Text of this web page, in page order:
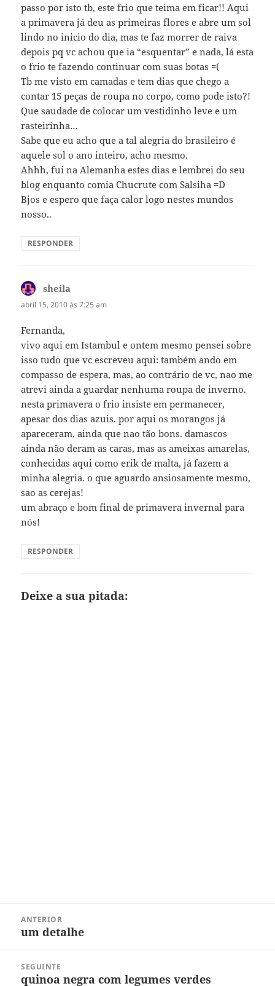
passo por isto tb, este frio que teima em ficar!! Aqui
a primavera já deu as primeiras flores e abre um sol
lindo no inicio do dia, mas te faz morrer de raiva
depois pq vc achou que ia “esquentar” e nada, lá esta
o frio te fazendo continuar com suas botas =(
Tb me visto em camadas e tem dias que chego a
contar 15 peças de roupa no corpo, como pode isto?!
Que saudade de colocar um vestidinho leve e um
rasteirinha…
Sabe que eu acho que a tal alegria do brasileiro é
aquele sol o ano inteiro, acho mesmo.
Ahhh, fui na Alemanha estes dias e lembrei do seu
blog enquanto comia Chucrute com Salsiha =D
Bjos e espero que faça calor logo nestes mundos
nosso..
RESPONDER
sheila
abril 15, 2010 às 7:25 am
Fernanda,
vivo aqui em Istambul e ontem mesmo pensei sobre
isso tudo que vc escreveu aqui: também ando em
compasso de espera, mas, ao contrário de vc, nao me
atrevi ainda a guardar nenhuma roupa de inverno.
nesta primavera o frio insiste em permanecer,
apesar dos dias azuis. por aqui os morangos já
apareceram, ainda que nao tão bons. damascos
ainda não deram as caras, mas as ameixas amarelas,
conhecidas aqui como erik de malta, já fazem a
minha alegria. o que aguardo ansiosamente mesmo,
sao as cerejas!
um abraço e bom final de primavera invernal para
nós!
RESPONDER
Deixe a sua pitada:
ANTERIOR
Post
um detalhe
SEGUINTE
Próximo
quinoa negra com legumes verdes